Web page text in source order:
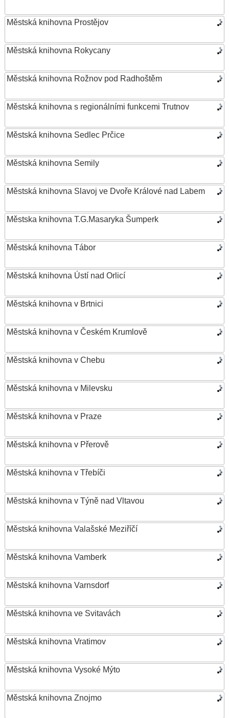
Městská knihovna Prostějov
Městská knihovna Rokycany
Městská knihovna Rožnov pod Radhoštěm
Městská knihovna s regionálními funkcemi Trutnov
Městská knihovna Sedlec Prčice
Městská knihovna Semily
Městská knihovna Slavoj ve Dvoře Králové nad Labem
Městska knihovna T.G.Masaryka Šumperk
Městská knihovna Tábor
Městská knihovna Ústí nad Orlicí
Městská knihovna v Brtnici
Městská knihovna v Českém Krumlově
Městská knihovna v Chebu
Městská knihovna v Milevsku
Městská knihovna v Praze
Městská knihovna v Přerově
Městská knihovna v Třebíči
Městská knihovna v Týně nad Vltavou
Městská knihovna Valašské Meziříčí
Městská knihovna Vamberk
Městská knihovna Varnsdorf
Městská knihovna ve Svitavách
Městská knihovna Vratimov
Městská knihovna Vysoké Mýto
Městská knihovna Znojmo